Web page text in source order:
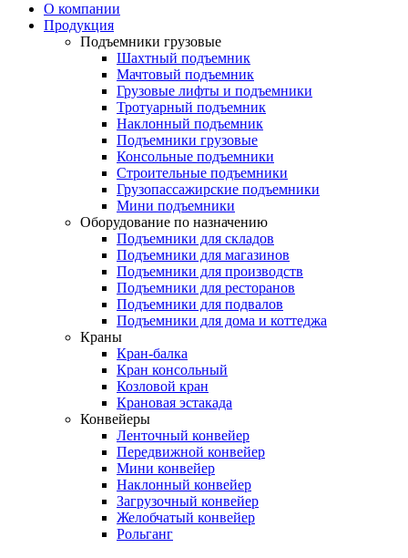
О компании
Продукция
Подъемники грузовые
Шахтный подъемник
Мачтовый подъемник
Грузовые лифты и подъемники
Тротуарный подъемник
Наклонный подъемник
Подъемники грузовые
Консольные подъемники
Строительные подъемники
Грузопассажирские подъемники
Мини подъемники
Оборудование по назначению
Подъемники для складов
Подъемники для магазинов
Подъемники для производств
Подъемники для ресторанов
Подъемники для подвалов
Подъемники для дома и коттеджа
Краны
Кран-балка
Кран консольный
Козловой кран
Крановая эстакада
Конвейеры
Ленточный конвейер
Передвижной конвейер
Мини конвейер
Наклонный конвейер
Загрузочный конвейер
Желобчатый конвейер
Рольганг